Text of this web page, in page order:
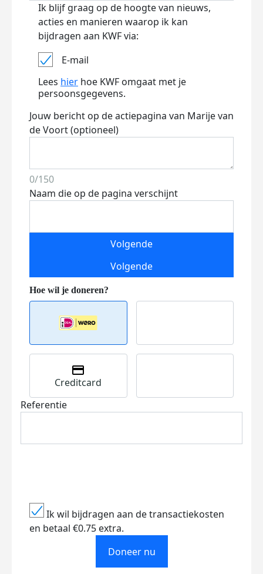
Ik blijf graag op de hoogte van nieuws,
acties en manieren waarop ik kan
bijdragen aan KWF via:
E-mail
Lees hier hoe KWF omgaat met je
persoonsgegevens.
Jouw bericht op de actiepagina van Marije van
de Voort (optioneel)
0/150
Naam die op de pagina verschijnt
Volgende
Volgende
Creditcard
Referentie
Ik wil bijdragen aan de transactiekosten
en betaal €0.75 extra.
Doneer nu